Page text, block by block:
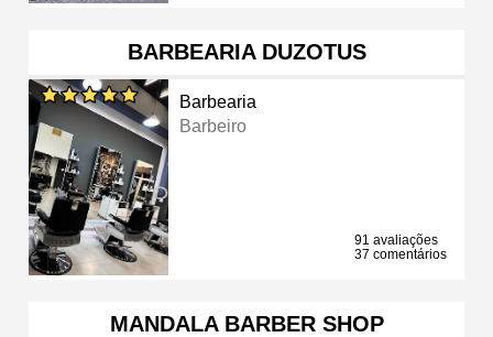
BARBEARIA DUZOTUS
Barbearia
Barbeiro
91 avaliações
37 comentários
MANDALA BARBER SHOP